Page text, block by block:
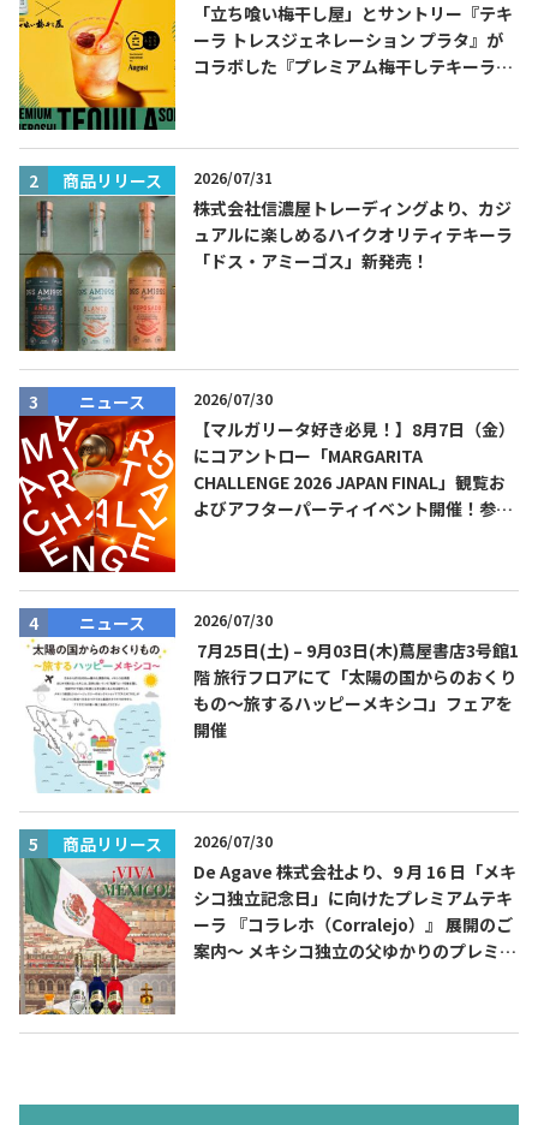
「立ち喰い梅干し屋」とサントリー『テキ
ーラ トレスジェネレーション プラタ』が
コラボした『プレミアム梅干しテキーラソ
商品リリース 2026/07/31
株式会社信濃屋トレーディングより、カジ
ュアルに楽しめるハイクオリティテキーラ
「ドス・アミーゴス」新発売！
ニュース 2026/07/30
【マルガリータ好き必見！】8月7日（金）
にコアントロー「MARGARITA
CHALLENGE 2026 JAPAN FINAL」観覧お
よびアフターパーティイベント開催！参加
ニュース 2026/07/30
7月25日(土) – 9月03日(木)蔦屋書店3号館1
階 旅行フロアにて「太陽の国からのおくり
もの～旅するハッピーメキシコ」フェアを
開催
商品リリース 2026/07/30
De Agave 株式会社より、9 月 16 日「メキ
シコ独立記念日」に向けたプレミアムテキ
ーラ 『コラレホ（Corralejo）』 展開のご
案内〜 メキシコ独立の父ゆかりのプレミア